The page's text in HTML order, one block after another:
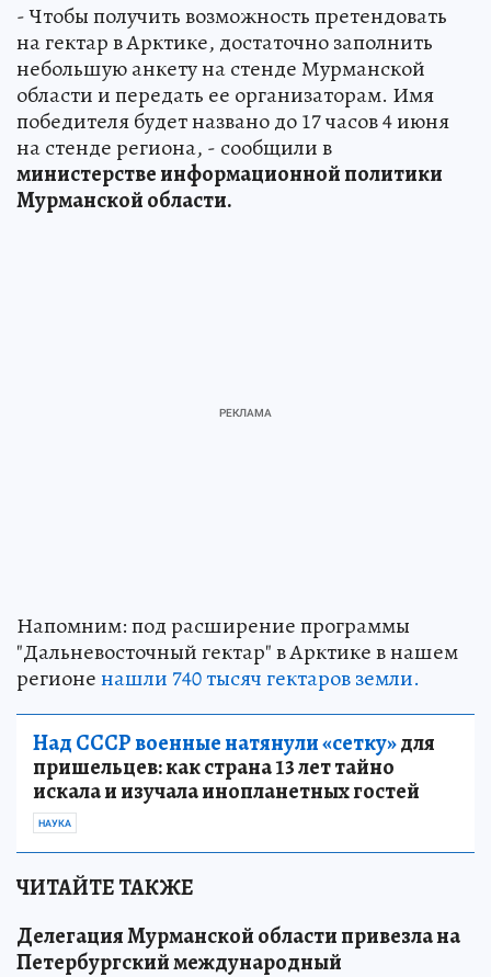
- Чтобы получить возможность претендовать
на гектар в Арктике, достаточно заполнить
небольшую анкету на стенде Мурманской
области и передать ее организаторам. Имя
победителя будет названо до 17 часов 4 июня
на стенде региона, - сообщили в
министерстве информационной политики
Мурманской области.
Напомним: под расширение программы
"Дальневосточный гектар" в Арктике в нашем
регионенашли 740 тысяч гектаров земли.
Над СССР военные натянули «сетку»для
пришельцев: как страна 13 лет тайно
искала и изучала инопланетных гостей
НАУКА
ЧИТАЙТЕ ТАКЖЕ
Делегация Мурманской области привезла на
Петербургский международный